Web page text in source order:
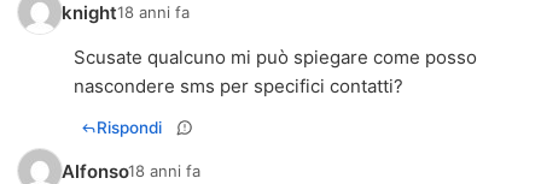
knight18 anni fa
Scusate qualcuno mi può spiegare come posso
nascondere sms per specifici contatti?
Rispondi
Alfonso18 anni fa